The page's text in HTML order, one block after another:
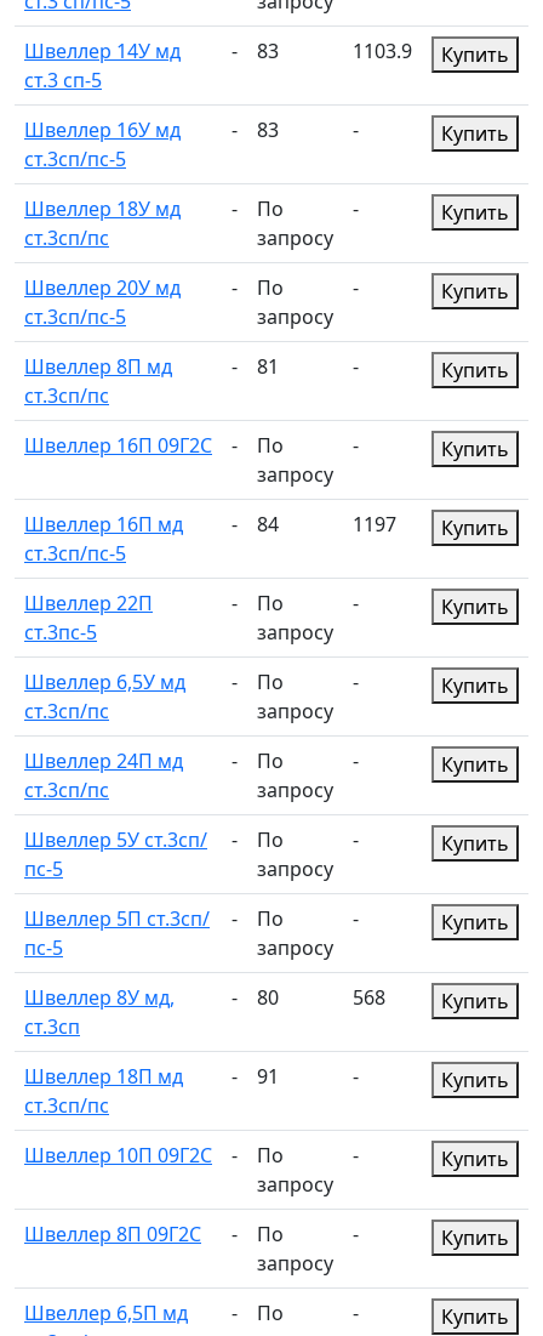
Швеллер 14У мд
ст.3 сп-5
- 83 1103.9 Купить
Швеллер 16У мд
ст.3сп/пс-5
- 83 - Купить
Швеллер 18У мд
ст.3сп/пс
-
По
запросу
- Купить
Швеллер 20У мд
ст.3сп/пс-5
-
По
запросу
- Купить
Швеллер 8П мд
ст.3сп/пс
- 81 - Купить
Швеллер 16П 09Г2С -
По
запросу
- Купить
Швеллер 16П мд
ст.3сп/пс-5
- 84 1197 Купить
Швеллер 22П
ст.3пс-5
-
По
запросу
- Купить
Швеллер 6,5У мд
ст.3сп/пс
-
По
запросу
- Купить
Швеллер 24П мд
ст.3сп/пс
-
По
запросу
- Купить
Швеллер 5У ст.3сп/
пс-5
-
По
запросу
- Купить
Швеллер 5П ст.3сп/
пс-5
-
По
запросу
- Купить
Швеллер 8У мд,
ст.3сп
- 80 568 Купить
Швеллер 18П мд
ст.3сп/пс
- 91 - Купить
Швеллер 10П 09Г2С -
По
запросу
- Купить
Швеллер 8П 09Г2С -
По
запросу
- Купить
Швеллер 6,5П мд
-
По
- Купить